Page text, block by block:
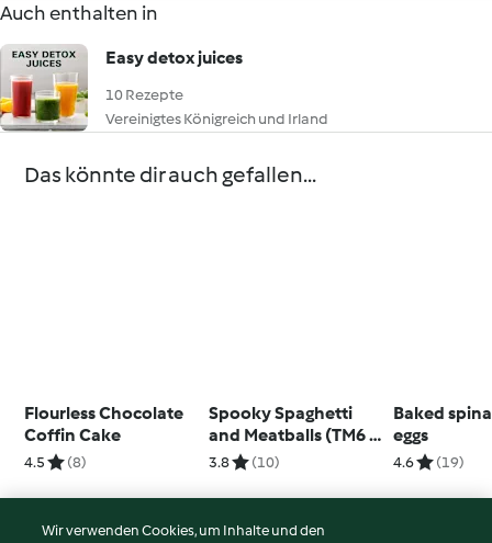
Auch enthalten in
Easy detox juices
10 Rezepte
Vereinigtes Königreich und Irland
Das könnte dir auch gefallen...
Flourless Chocolate
Coffin Cake
4.5 (8)
Spooky Spaghetti
and Meatballs (TM6 &
TM5)
3.8 (10)
Baked
eggs
4.6 (19)
Wir verwenden Cookies, um Inhalte und den